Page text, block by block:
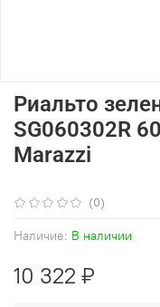
(0)
Наличие: В наличии
Риальто
SG060302R
Marazzi
10 322 ₽